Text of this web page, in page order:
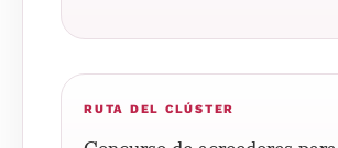
RUTA DEL CLÚSTER